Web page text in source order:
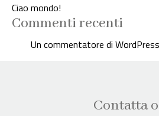
Ciao mondo!
Commenti recenti
Un commentatore di WordPress
Contatta